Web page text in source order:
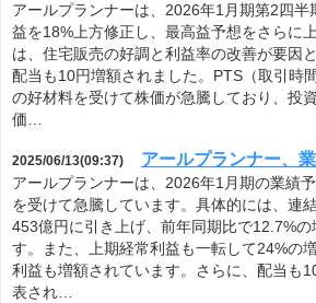
アールプランナーは、2026年1月期第2四半
益を18%上方修正し、最高益予想をさらに
は、住宅販売の好調と利益率の改善が要因
配当も10円増額されました。PTS（取引時
の好材料を受けて株価が急騰しており、投
価…
2025/06/13(09:37) アールプランナー、
アールプランナーは、2026年1月期の業績
を受けて急騰しています。具体的には、連
453億円に引き上げ、前年同期比で12.7%の
す。また、上期経常利益も一転して24%の
利益も増額されています。さらに、配当も
表され…